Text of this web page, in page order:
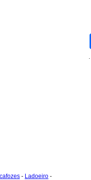
- Ladoeiro -
.